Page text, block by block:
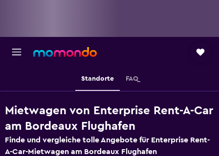
Standorte FAQ
Mietwagen von Enterprise Rent-A-Car
am Bordeaux Flughafen
Finde und vergleiche tolle Angebote für Enterprise Rent-
A-Car-Mietwagen am Bordeaux Flughafen